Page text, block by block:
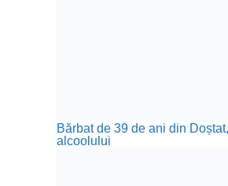
Bărbat de 39 de ani din
alcoolului